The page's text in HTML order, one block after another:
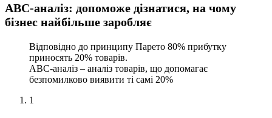
АВС-аналіз: допоможе дізнатися, на чому
бізнес найбільше заробляє
Відповідно до принципу Парето 80% прибутку
приносять 20% товарів.
АBC-аналіз – аналіз товарів, що допомагає
безпомилково виявити ті самі 20%
1